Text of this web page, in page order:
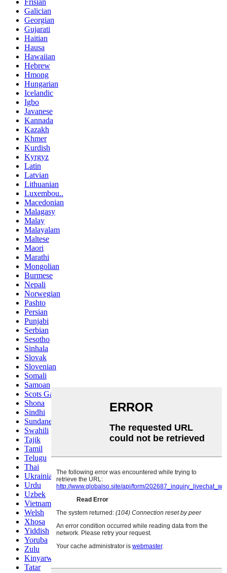
Galician
Georgian
Gujarati
Haitian
Hausa
Hawaiian
Hebrew
Hmong
Hungarian
Icelandic
Igbo
Javanese
Kannada
Kazakh
Khmer
Kurdish
Kyrgyz
Latin
Latvian
Lithuanian
Luxembou..
Macedonian
Malagasy
Malay
Malayalam
Maltese
Maori
Marathi
Mongolian
Burmese
Nepali
Norwegian
Pashto
Persian
Punjabi
Serbian
Sesotho
Sinhala
Slovak
Slovenian
Somali
Samoan
Scots Gaelic
Shona
Sindhi
Sundanese
Swahili
Tajik
Tamil
Telugu
Thai
Ukrainian
Urdu
Uzbek
Vietnamese
Welsh
Xhosa
Yiddish
Yoruba
Zulu
Kinyarwanda
Tatar